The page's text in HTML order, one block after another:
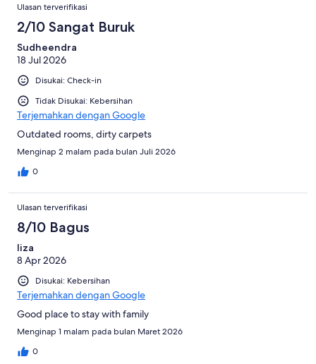
Ulasan terverifikasi
2/10 Sangat Buruk
Sudheendra
18 Jul 2026
Disukai: Check-in
Tidak Disukai: Kebersihan
Terjemahkan dengan Google
Outdated rooms, dirty carpets
Menginap 2 malam pada bulan Juli 2026
0
Ulasan terverifikasi
8/10 Bagus
liza
8 Apr 2026
Disukai: Kebersihan
Terjemahkan dengan Google
Good place to stay with family
Menginap 1 malam pada bulan Maret 2026
0